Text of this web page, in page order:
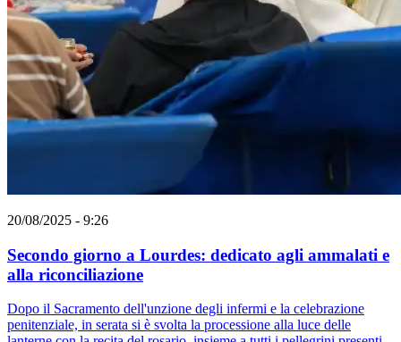
20/08/2025 - 9:26
Secondo giorno a Lourdes: dedicato agli ammalati e
alla riconciliazione
Dopo il Sacramento dell'unzione degli infermi e la celebrazione
penitenziale, in serata si è svolta la processione alla luce delle